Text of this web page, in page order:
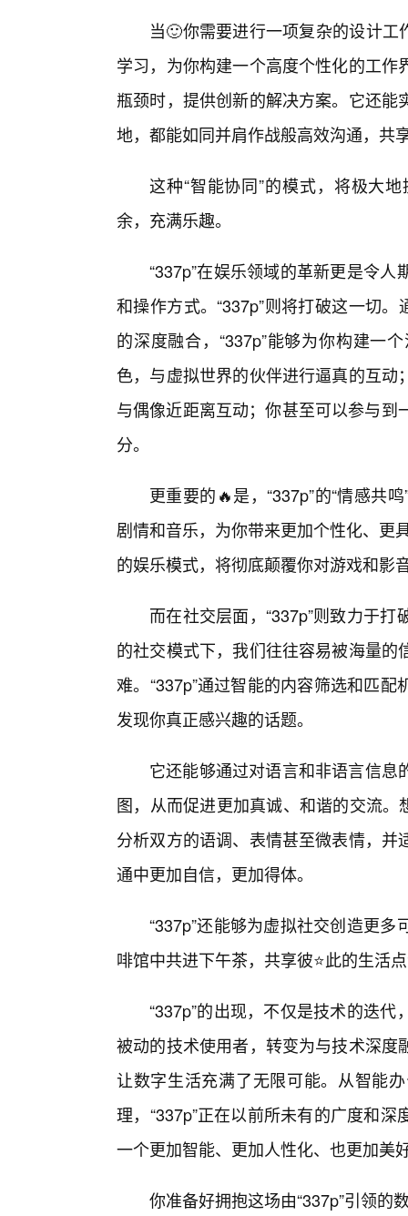
当🙂你需要进行一项复杂的设计工
学习，为你构建一个高度个性化的工
瓶颈时，提供创新的解决方案。它还
地，都能如同并肩作战般高效沟通，共
这种“智能协同”的模式，将极大
余，充满乐趣。
“337p”在娱乐领域的革新更是令
和操作方式。“337p”则将打破这一切
的深度融合，“337p”能够为你构建一
色，与虚拟世界的伙伴进行逼真的互
与偶像近距离互动；你甚至可以参与
分。
更重要的🔥是，“337p”的“情感共
剧情和音乐，为你带来更加个性化、更
的娱乐模式，将彻底颠覆你对游戏和影
而在社交层面，“337p”则致力于
的社交模式下，我们往往容易被海量
难。“337p”通过智能的内容筛选和匹
发现你真正感兴趣的话题。
它还能够通过对语言和非语言信
图，从而促进更加真诚、和谐的交流。
分析双方的语调、表情甚至微表情，
通中更加自信，更加得体。
“337p”还能够为虚拟社交创造更
啡馆中共进下午茶，共享彼⭐此的生活
“337p”的出现，不仅是技术的迭
被动的技术使用者，转变为与技术深
让数字生活充满了无限可能。从智能
理，“337p”正在以前所未有的广度和
一个更加智能、更加人性化、也更加美
你准备好拥抱这场由“337p”引领的